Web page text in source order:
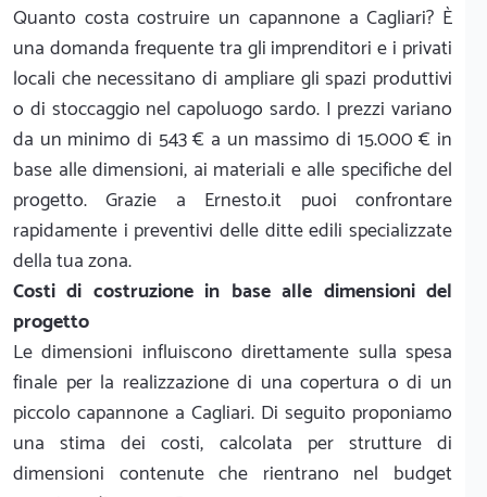
Quanto costa costruire un capannone a Cagliari? È
una domanda frequente tra gli imprenditori e i privati
locali che necessitano di ampliare gli spazi produttivi
o di stoccaggio nel capoluogo sardo. I prezzi variano
da un minimo di 543 € a un massimo di 15.000 € in
base alle dimensioni, ai materiali e alle specifiche del
progetto. Grazie a Ernesto.it puoi confrontare
rapidamente i preventivi delle ditte edili specializzate
della tua zona.
Costi di costruzione in base alle dimensioni del
progetto
Le dimensioni influiscono direttamente sulla spesa
finale per la realizzazione di una copertura o di un
piccolo capannone a Cagliari. Di seguito proponiamo
una stima dei costi, calcolata per strutture di
dimensioni contenute che rientrano nel budget